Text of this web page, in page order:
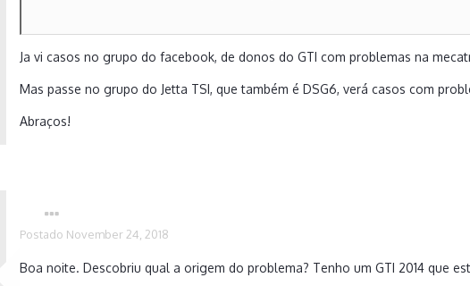
Ja vi casos no grupo do facebook, de donos do GTI com problemas na
Mas passe no grupo do Jetta TSI, que também é DSG6, verá casos com
Abraços!
Postado November 24, 2018
Boa noite. Descobriu qual a origem do problema? Tenho um GTI 2014 que